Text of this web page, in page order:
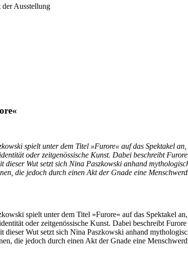
spielt unter dem Titel »Furore« auf das Spektakel
oder zeitgenössische Kunst. Dabei beschreibt
dieser Wut setzt sich Nina Paszkowski anhand
die jedoch durch einen Akt der Gnade eine
spielt unter dem Titel »Furore« auf das Spektakel
oder zeitgenössische Kunst. Dabei beschreibt
dieser Wut setzt sich Nina Paszkowski anhand
die jedoch durch einen Akt der Gnade eine